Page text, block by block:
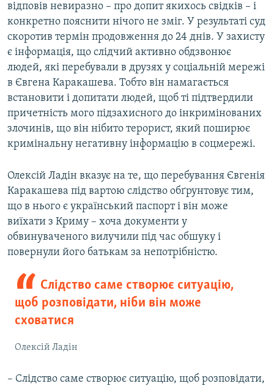
відповів невиразно – про допит якихось свідків – і
конкретно пояснити нічого не зміг. У результаті суд
скоротив термін продовження до 24 днів. У захисту
є інформація, що слідчий активно обдзвонює
людей, які перебували в друзях у соціальній мережі
в Євгена Каракашева. Тобто він намагається
встановити і допитати людей, щоб ті підтвердили
причетність мого підзахисного до інкримінованих
злочинів, що він нібито терорист, який поширює
кримінальну негативну інформацію в соцмережі.
Олексій Ладін вказує на те, що перебування Євгенія
Каракашева під вартою слідство обґрунтовує тим,
що в нього є український паспорт і він може
виїхати з Криму – хоча документи у
обвинуваченого вилучили під час обшуку і
повернули його батькам за непотрібністю.
Слідство саме створює ситуацію,
щоб розповідати, ніби він може
сховатися
Олексій Ладін
– Слідство саме створює ситуацію, щоб розповідати,